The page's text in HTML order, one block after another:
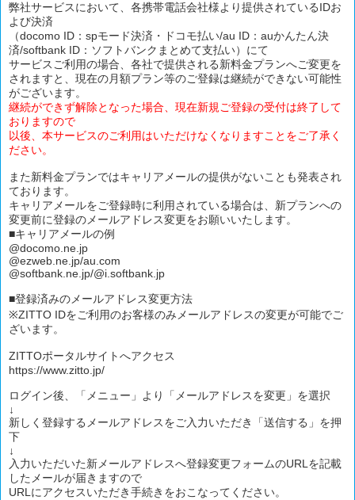
弊社サービスにおいて、各携帯電話会社様より提供されているIDお
よび決済
（docomo ID：spモード決済・ドコモ払い/au ID：auかんたん決
済/softbank ID：ソフトバンクまとめて支払い）にて
サービスご利用の場合、各社で提供される新料金プランへご変更を
されますと、現在の月額プラン等のご登録は継続ができない可能性
がございます。
継続ができず解除となった場合、現在新規ご登録の受付は終了して
おりますので
以後、本サービスのご利用はいただけなくなりますことをご了承く
ださい。
また新料金プランではキャリアメールの提供がないことも発表され
ております。
キャリアメールをご登録時に利用されている場合は、新プランへの
変更前に登録のメールアドレス変更をお願いいたします。
■キャリアメールの例
@docomo.ne.jp
@ezweb.ne.jp/au.com
@softbank.ne.jp/@i.softbank.jp
■登録済みのメールアドレス変更方法
※ZITTO IDをご利用のお客様のみメールアドレスの変更が可能でご
ざいます。
ZITTOポータルサイトへアクセス
https://www.zitto.jp/
ログイン後、「メニュー」より「メールアドレスを変更」を選択
↓
新しく登録するメールアドレスをご入力いただき「送信する」を押
下
↓
入力いただいた新メールアドレスへ登録変更フォームのURLを記載
したメールが届きますので
URLにアクセスいただき手続きをおこなってください。